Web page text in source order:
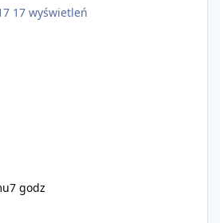
19 listopada na PlayStation 5
17 wyświetleń
7 godz